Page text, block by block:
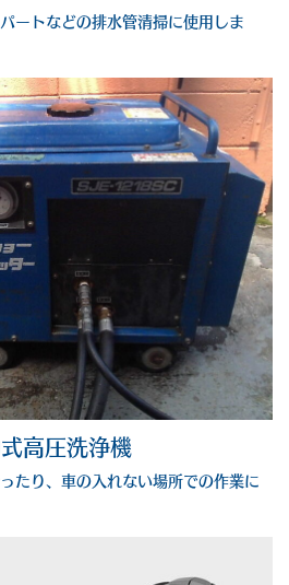
ートなどの排水管清掃に使用しま
高圧洗浄機
たり、車の入れない場所での作業に